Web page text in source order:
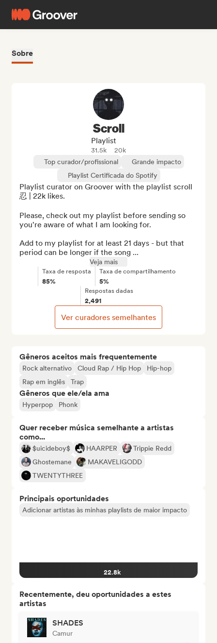
Sobre
Gêneros aceitos mais frequentemente
Rock alternativo Cloud Rap / Hip Hop
Hip-hop
Rap em inglês
Trap
Gêneros que ele/ela ama
Hyperpop Phonk
Quer receber música semelhante a artistas
como...
$uicideboy$ HAARPER
Trippie Redd
Ghostemane
MAKAVELIGODD
TWENTYTHREE
Principais oportunidades
Adicionar artistas às minhas playlists de maior impacto
22.8k
Recentemente, deu oportunidades a estes
artistas
SHADES
Camur
Scroll
Playlist
31.5k
20k
Top curador/profissional
Grande impacto
Playlist Certificada do Spotify
Playlist curator on Groover with the playlist scroll
忍 | 22k likes.
Please, check out my playlist before sending so
you're aware of what I am looking for.
Add to my playlist for at least 21 days - but that
period can be longer if the song ...
Veja mais
Taxa de resposta
85%
Taxa de compartilhamento
5%
Respostas dadas
2,491
Ver curadores semelhantes